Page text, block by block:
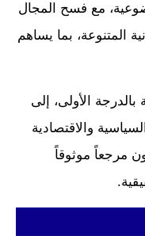
مع فسح المجال
المتنوعة، بما يساهم
الأولى، إلى
والاقتصادية
مرجعاً موثوقاً